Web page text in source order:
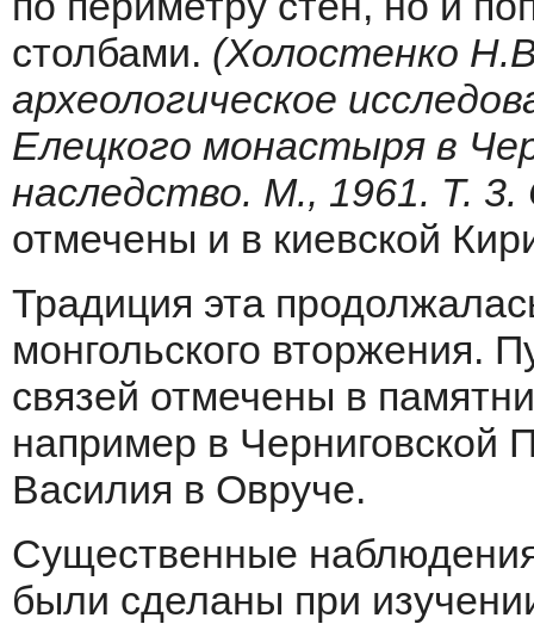
столбами. (Холостенко
археологическое
Елецкого монастыря в
наследство. М., 1961. Т. 3.
отмечены и в киевской
Традиция эта
монгольского вторжения.
связей отмечены в
например в Черниговской
Василия в Овруче.
Существенные
были сделаны при